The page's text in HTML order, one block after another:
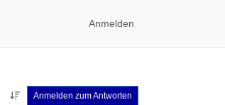
Anmelden
Anmelden zum Antworten